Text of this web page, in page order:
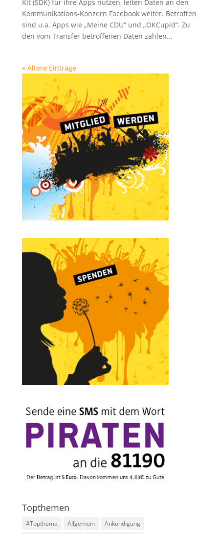
Kit (SDK) für ihre Apps nutzen, leiten Daten an den
Kommunikations-Konzern Facebook weiter. Betroffen
sind u.a. Apps wie „Meine CDU“ und „OKCupid“. Zu
den vom Transfer betroffenen Daten zählen...
« Ältere Einträge
Topthemen
#Topthema Allgemein
Ankündigung